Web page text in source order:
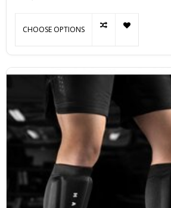
hiel, en onder de voet.
CHOOSE OPTIONS